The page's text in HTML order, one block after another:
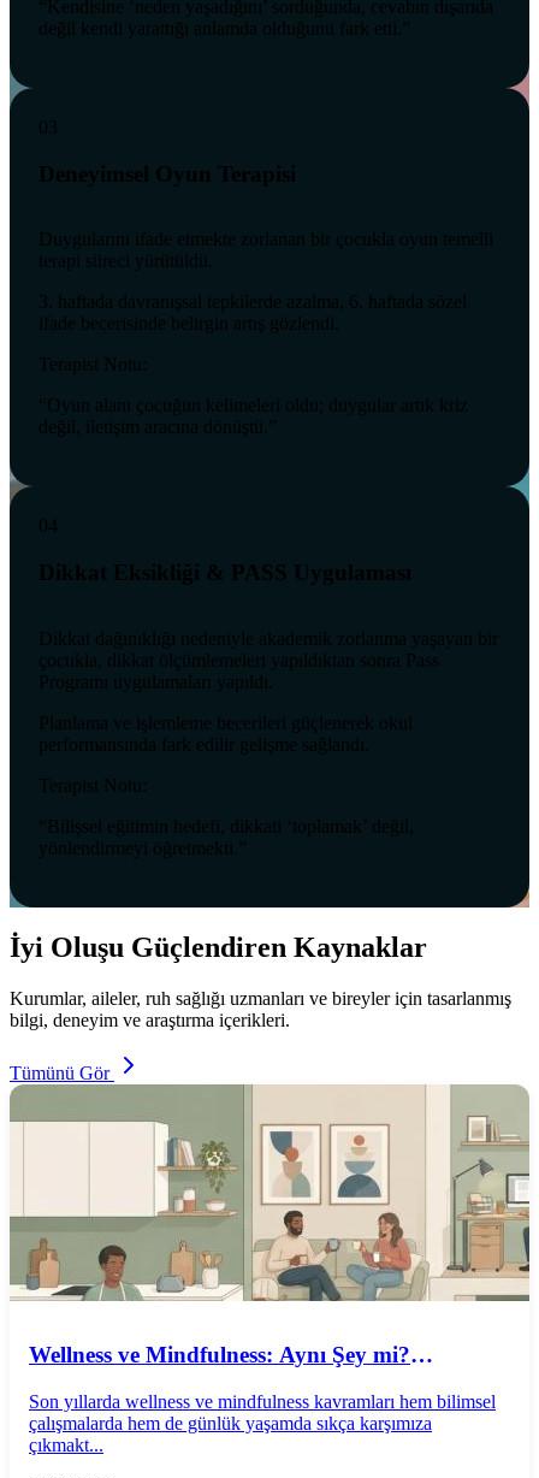
“Kendisine ‘neden yaşadığını’ sorduğunda, cevabın dışarıda
değil kendi yarattığı anlamda olduğunu fark etti.”
03
Deneyimsel Oyun Terapisi
Duygularını ifade etmekte zorlanan bir çocukla oyun temelli
terapi süreci yürütüldü.
3. haftada davranışsal tepkilerde azalma, 6. haftada sözel
ifade becerisinde belirgin artış gözlendi.
Terapist Notu:
“Oyun alanı çocuğun kelimeleri oldu; duygular artık kriz
değil, iletişim aracına dönüştü.”
04
Dikkat Eksikliği & PASS Uygulaması
Dikkat dağınıklığı nedeniyle akademik zorlanma yaşayan bir
çocukla, dikkat ölçümlemeleri yapıldıktan sonra Pass
Programı uygulamaları yapıldı.
Planlama ve işlemleme becerileri güçlenerek okul
performansında fark edilir gelişme sağlandı.
Terapist Notu:
“Bilişsel eğitimin hedefi, dikkati ‘toplamak’ değil,
yönlendirmeyi öğretmekti.”
İyi Oluşu Güçlendiren Kaynaklar
Kurumlar, aileler, ruh sağlığı uzmanları ve bireyler için tasarlanmış
bilgi, deneyim ve araştırma içerikleri.
Tümünü Gör
Wellness ve Mindfulness: Aynı Şey mi?
Son yıllarda wellness ve mindfulness kavramları hem bilimsel
çalışmalarda hem de günlük yaşamda sıkça karşımıza
çıkmakt...